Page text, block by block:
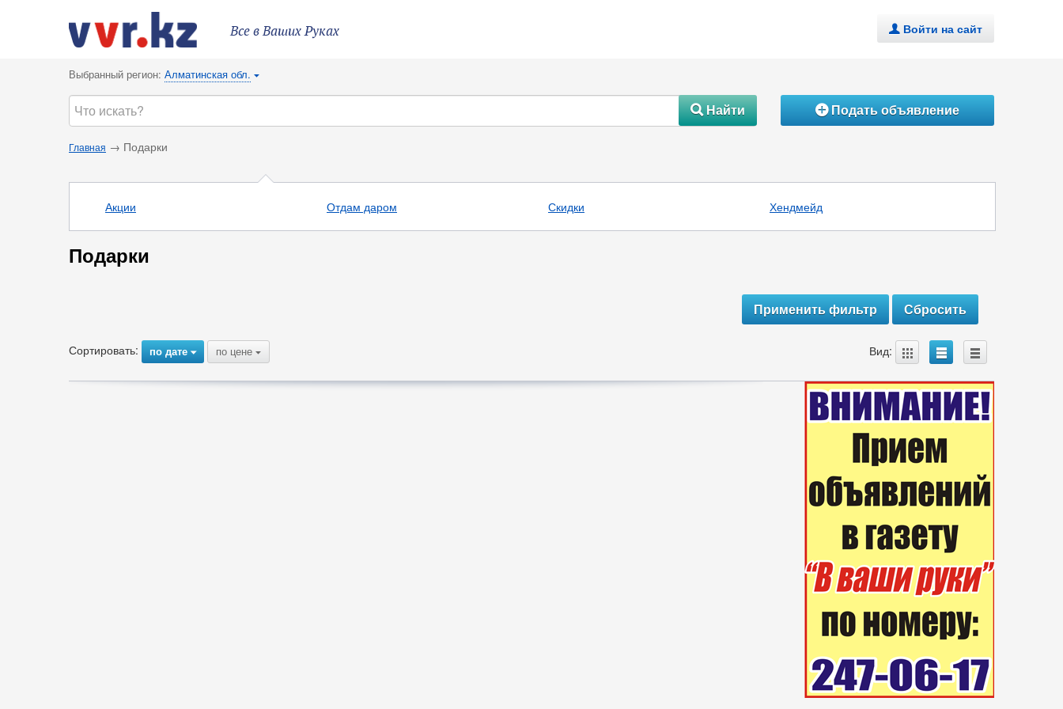
Все в Ваших Руках . Войти на сайт
Выбранный регион: Алматинская обл. {
#Найти ÁПодать объявление
Главная → Подарки
Акции Отдам даром Скидки Хендмейд
Подарки
Сортировать: по дате{ по цене { Вид: A B C